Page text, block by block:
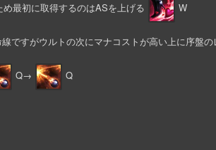
最初に取得するのはASを上げる W
ですがウルトの次にマナコストが高い上に序盤
Q→ Q